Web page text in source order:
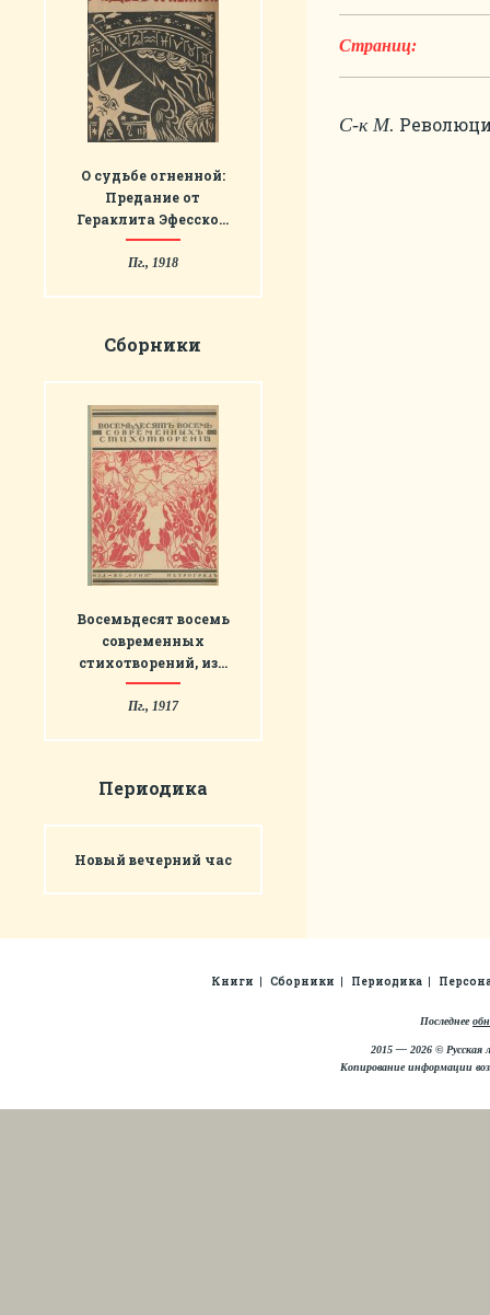
О судьбе огненной:
Предание от
Гераклита Эфесско…
Пг., 1918
Сборники
Восемьдесят восемь
современных
стихотворений, из…
Пг., 1917
Периодика
Новый вечерний час
Страниц:
С-к М.
Книги Сборники Периодика
Последнее
2015 — 2026 © Русская
Копирование информации